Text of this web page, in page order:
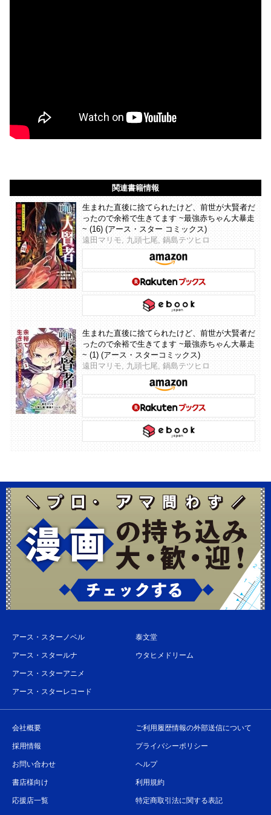
関連書籍情報
生まれた直後に捨てられたけど、前世が大賢者だ
ったので余裕で生きてます ~最強赤ちゃん大暴走
~ (16) (アース・スター コミックス)
遠田マリモ, 九頭七尾, 鍋島テツヒロ
生まれた直後に捨てられたけど、前世が大賢者だ
ったので余裕で生きてます ~最強赤ちゃん大暴走
~ (1) (アース・スターコミックス)
遠田マリモ, 九頭七尾, 鍋島テツヒロ
アース・スターノベル
アース・スタールナ
アース・スターアニメ
アース・スターレコード
泰文堂
ウタヒメドリーム
会社概要
採用情報
お問い合わせ
書店様向け
応援店一覧
ご利用履歴情報の外部送信について
プライバシーポリシー
ヘルプ
利用規約
特定商取引法に関する表記